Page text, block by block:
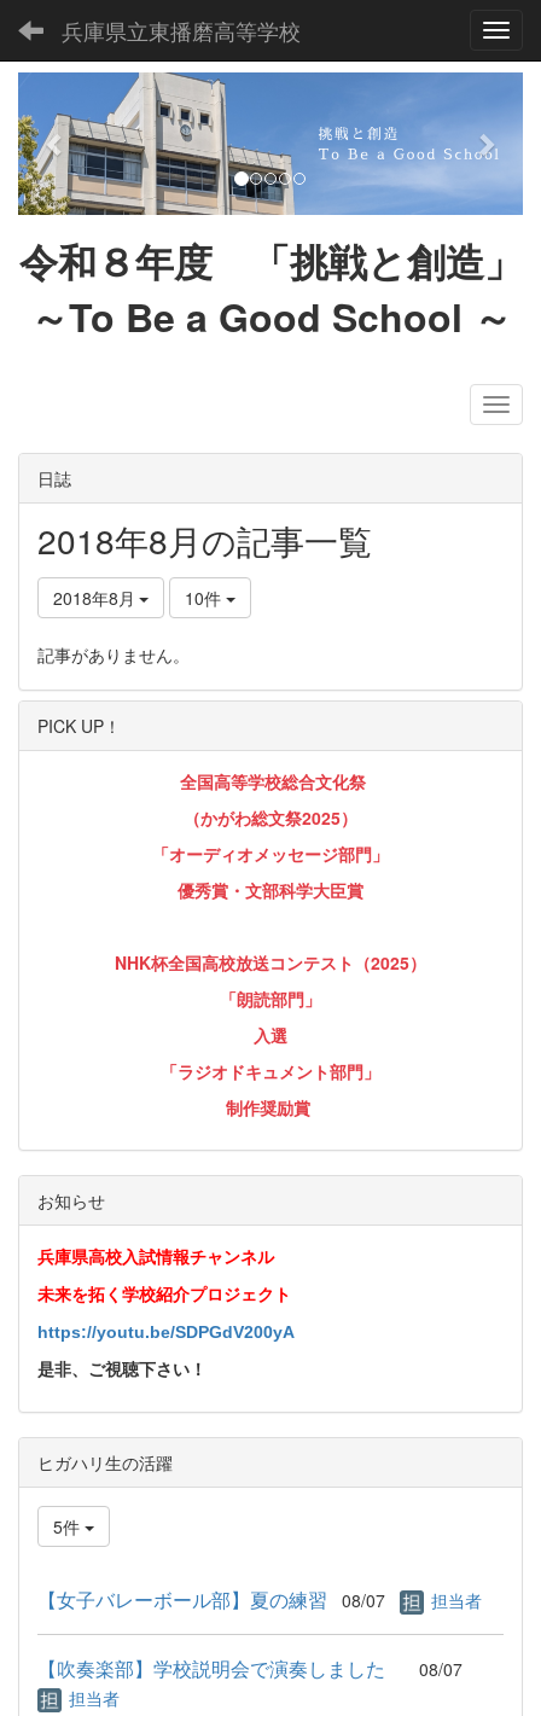
兵庫県立東播磨高等学校
r
e
v
i
o
u
s
e
x
t
令和８年度 「挑戦と創造」
～To Be a Good School ～
日誌
2018年8月の記事一覧
2018年8月 10件
記事がありません。
PICK UP！
全国高等学校総合文化祭
（かがわ総文祭2025）
「オーディオメッセージ部門」
優秀賞・文部科学大臣賞
NHK杯全国高校放送コンテスト（2025）
「朗読部門」
入選
「ラジオドキュメント部門」
制作奨励賞
お知らせ
兵庫県高校入試情報チャンネル
未来を拓く学校紹介プロジェクト
https://youtu.be/SDPGdV200yA
是非、ご視聴下さい！
ヒガハリ生の活躍
5件
【女子バレーボール部】夏の練習 08/07 担当者
【吹奏楽部】学校説明会で演奏しました
08/07
担当者